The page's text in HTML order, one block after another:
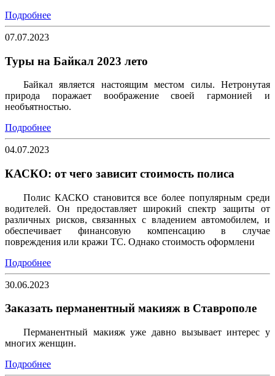
Подробнее
07.07.2023
Туры на Байкал 2023 лето
Байкал является настоящим местом силы. Нетронутая
природа поражает воображение своей гармонией и
необъятностью.
Подробнее
04.07.2023
КАСКО: от чего зависит стоимость полиса
Полис КАСКО становится все более популярным среди
водителей. Он предоставляет широкий спектр защиты от
различных рисков, связанных с владением автомобилем, и
обеспечивает финансовую компенсацию в случае
повреждения или кражи ТС. Однако стоимость оформлени
Подробнее
30.06.2023
Заказать перманентный макияж в Ставрополе
Перманентный макияж уже давно вызывает интерес у
многих женщин.
Подробнее